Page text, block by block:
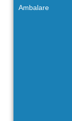
Ambalare